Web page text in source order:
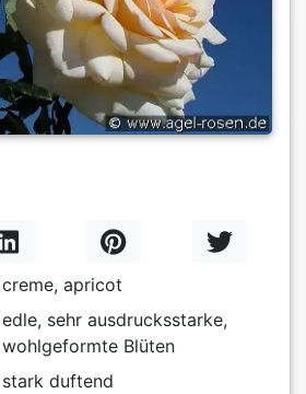
creme, apricot
edle, sehr ausdrucksstarke,
wohlgeformte Blüten
stark duftend